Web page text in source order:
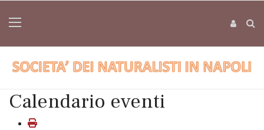
Calendario eventi